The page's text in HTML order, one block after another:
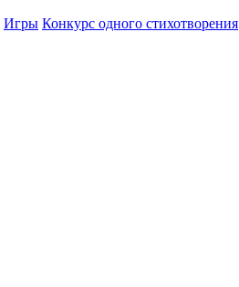
Игры Конкурс одного стихотворения